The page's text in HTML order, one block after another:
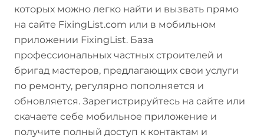
которых можно легко найти и вызвать прямо
на сайте FixingList.com или в мобильном
приложении FixingList. База
профессиональных частных строителей и
бригад мастеров, предлагающих свои услуги
по ремонту, регулярно пополняется и
обновляется. Зарегистрируйтесь на сайте или
скачаете себе мобильное приложение и
получите полный доступ к контактам и